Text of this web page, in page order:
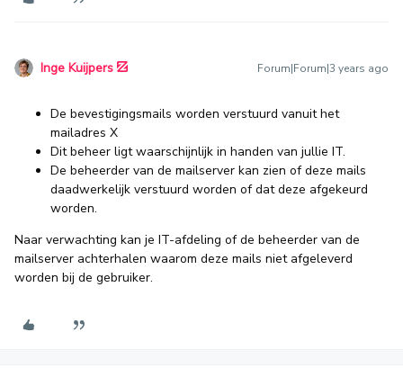
Inge Kuijpers Forum|Forum|3 years ago
De bevestigingsmails worden verstuurd vanuit het
mailadres X
Dit beheer ligt waarschijnlijk in handen van jullie IT.
De beheerder van de mailserver kan zien of deze mails
daadwerkelijk verstuurd worden of dat deze afgekeurd
worden.
Naar verwachting kan je IT-afdeling of de beheerder van de
mailserver achterhalen waarom deze mails niet afgeleverd
worden bij de gebruiker.